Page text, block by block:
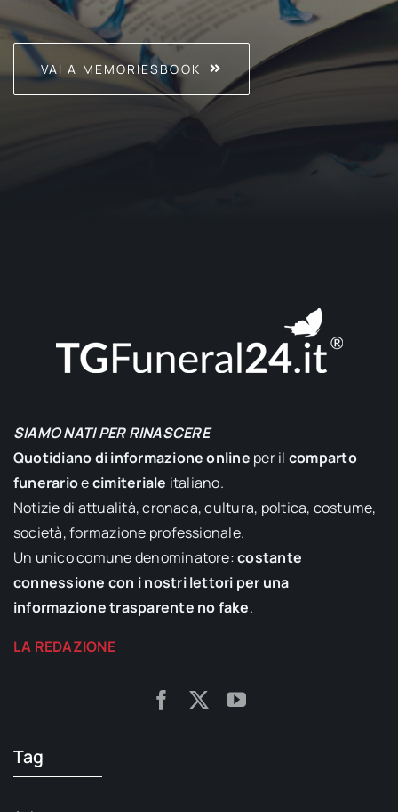
VAI A MEMORIESBOOK
SIAMO NATI PER RINASCERE
Quotidiano di informazione online per il comparto
funerarioecimiteriale italiano.
Notizie di attualità, cronaca, cultura, poltica, costume,
società, formazione professionale.
Un unico comune denominatore:costante
connessione con i nostri lettori per una
informazione trasparente no fake.
LA REDAZIONE
Tag